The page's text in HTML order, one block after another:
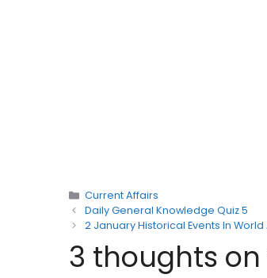
Categories
Current Affairs
Daily General Knowledge Quiz 5
2 January Historical Events In World
3 thoughts on